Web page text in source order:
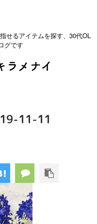
せるアイテムを探す、30代OL
グです
11-11